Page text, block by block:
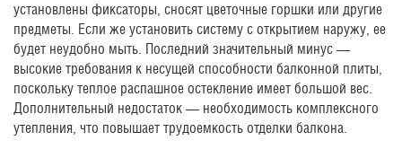
установлены фиксаторы, сносят цветочные горшки или другие
предметы. Если же установить систему с открытием наружу, ее
будет неудобно мыть. Последний значительный минус —
высокие требования к несущей способности балконной плиты,
поскольку теплое распашное остекление имеет большой вес.
Дополнительный недостаток — необходимость комплексного
утепления, что повышает трудоемкость отделки балкона.